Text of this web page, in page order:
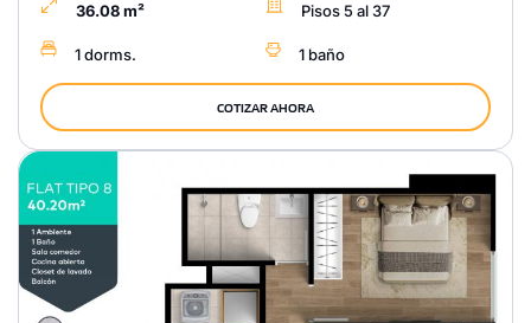
36.08 m² Pisos 5 al 37
1 dorms. 1 baño
COTIZAR AHORA